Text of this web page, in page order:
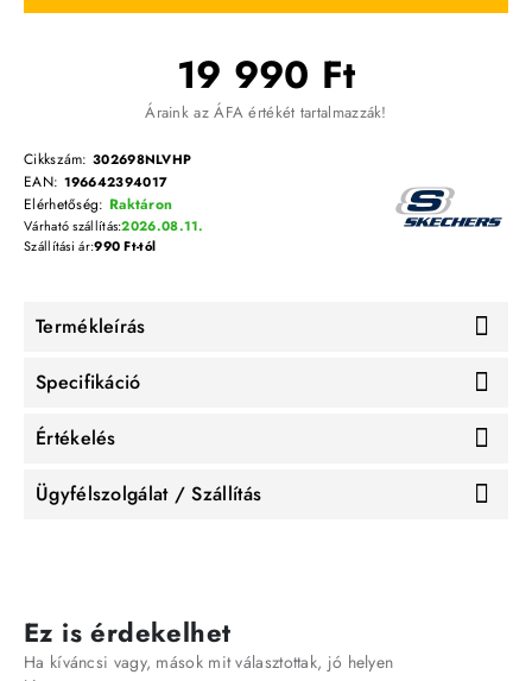
19 990 Ft
Áraink az ÁFA értékét tartalmazzák!
Cikkszám: 302698NLVHP
EAN: 196642394017
Elérhetőség: Raktáron
Várható szállítás:2026.08.11.
Szállítási ár:990 Ft-tól
Termékleírás
Specifikáció
Értékelés
Ügyfélszolgálat / Szállítás
Ez is érdekelhet
Ha kíváncsi vagy, mások mit választottak, jó helyen